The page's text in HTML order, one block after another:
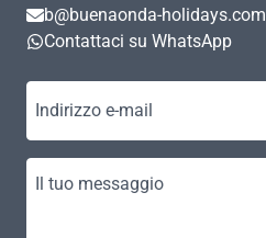
b@buenaonda-holidays.com
Contattaci su WhatsApp
Indirizzo e-mail
Il tuo messaggio